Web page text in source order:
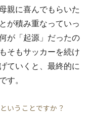
親に喜んでもらいた
が積み重なっていっ
が「起源」だったの
そもサッカーを続け
ていくと、最終的に
す。
いうことですか？